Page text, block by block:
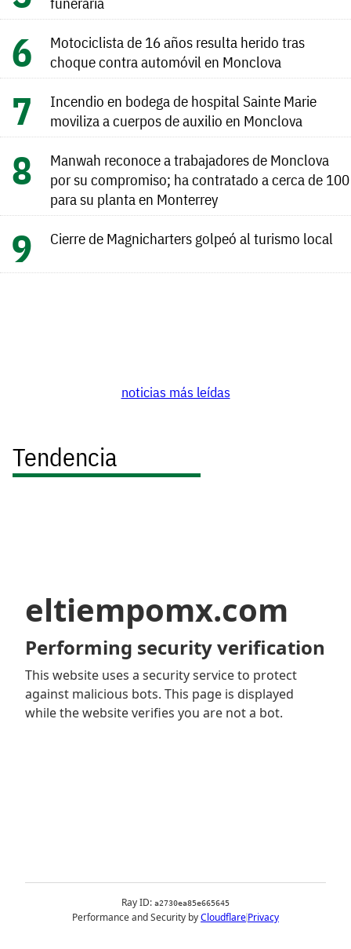
Motociclista de 16 años resulta herido tras
choque contra automóvil en Monclova
Incendio en bodega de hospital Sainte Marie
moviliza a cuerpos de auxilio en Monclova
Manwah reconoce a trabajadores de Monclova
por su compromiso; ha contratado a cerca de 100
para su planta en Monterrey
Cierre de Magnicharters golpeó al turismo local
noticias más leídas
Tendencia